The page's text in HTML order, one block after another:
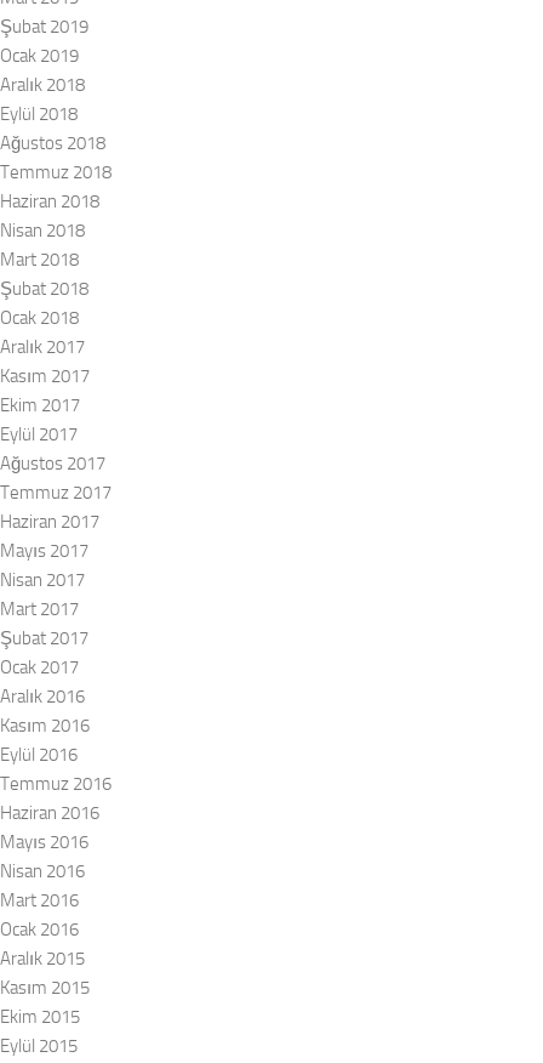
Şubat 2019
Ocak 2019
Aralık 2018
Eylül 2018
Ağustos 2018
Temmuz 2018
Haziran 2018
Nisan 2018
Mart 2018
Şubat 2018
Ocak 2018
Aralık 2017
Kasım 2017
Ekim 2017
Eylül 2017
Ağustos 2017
Temmuz 2017
Haziran 2017
Mayıs 2017
Nisan 2017
Mart 2017
Şubat 2017
Ocak 2017
Aralık 2016
Kasım 2016
Eylül 2016
Temmuz 2016
Haziran 2016
Mayıs 2016
Nisan 2016
Mart 2016
Ocak 2016
Aralık 2015
Kasım 2015
Ekim 2015
Eylül 2015